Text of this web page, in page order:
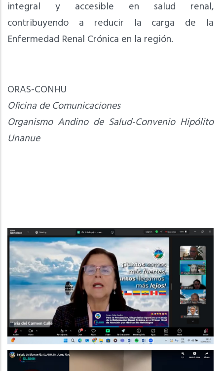
integral y accesible en salud renal,
contribuyendo a reducir la carga de la
Enfermedad Renal Crónica en la región.
ORAS-CONHU
Oficina de Comunicaciones
Organismo Andino de Salud-Convenio Hipólito
Unanue